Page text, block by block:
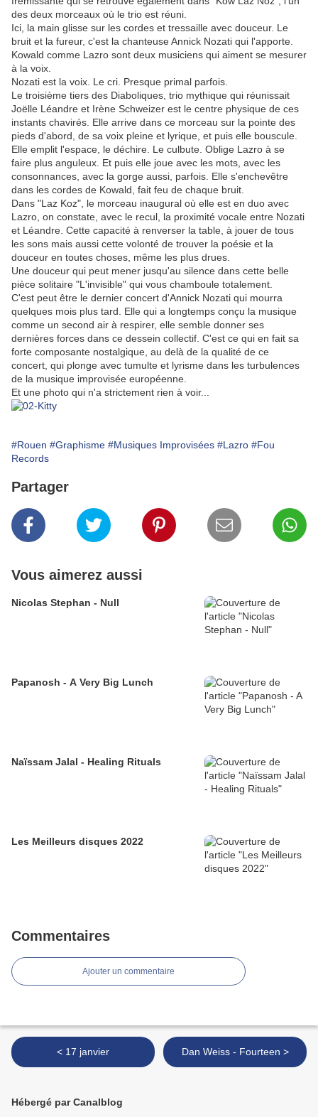
des deux morceaux où le trio est réuni.
Ici, la main glisse sur les cordes et tressaille avec douceur. Le
bruit et la fureur, c'est la chanteuse Annick Nozati qui l'apporte.
Kowald comme Lazro sont deux musiciens qui aiment se mesurer
à la voix.
Nozati est la voix. Le cri. Presque primal parfois.
Le troisième tiers des Diaboliques, trio mythique qui réunissait
Joëlle Léandre et Irène Schweizer est le centre physique de ces
instants chavirés. Elle arrive dans ce morceau sur la pointe des
pieds d'abord, de sa voix pleine et lyrique, et puis elle bouscule.
Elle emplit l'espace, le déchire. Le culbute. Oblige Lazro à se
faire plus anguleux. Et puis elle joue avec les mots, avec les
consonnances, avec la gorge aussi, parfois. Elle s'enchevêtre
dans les cordes de Kowald, fait feu de chaque bruit.
Dans "Laz Koz", le morceau inaugural où elle est en duo avec
Lazro, on constate, avec le recul, la proximité vocale entre Nozati
et Léandre. Cette capacité à renverser la table, à jouer de tous
les sons mais aussi cette volonté de trouver la poésie et la
douceur en toutes choses, même les plus drues.
Une douceur qui peut mener jusqu'au silence dans cette belle
pièce solitaire "L'invisible" qui vous chamboule totalement.
C'est peut être le dernier concert d'Annick Nozati qui mourra
quelques mois plus tard. Elle qui a longtemps conçu la musique
comme un second air à respirer, elle semble donner ses
dernières forces dans ce dessein collectif. C'est ce qui en fait sa
forte composante nostalgique, au delà de la qualité de ce
concert, qui plonge avec tumulte et lyrisme dans les turbulences
de la musique improvisée européenne.
Et une photo qui n'a strictement rien à voir...
#Rouen #Graphisme #Musiques Improvisées #Lazro #Fou
Records
Partager
Vous aimerez aussi
Nicolas Stephan - Null
Papanosh - A Very Big Lunch
Naïssam Jalal - Healing Rituals
Les Meilleurs disques 2022
Commentaires
Ajouter un commentaire
< 17 janvier Dan Weiss - Fourteen >
Hébergé par Canalblog